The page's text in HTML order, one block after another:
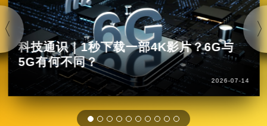
科技通识｜1秒下载一部4K影片？6G与
5G有何不同？
2026-07-14